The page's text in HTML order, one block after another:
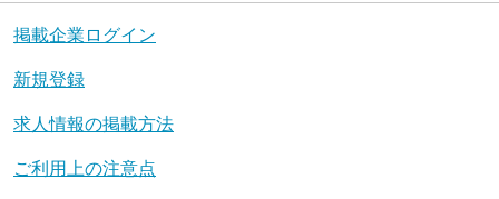
掲載企業ログイン
新規登録
求人情報の掲載方法
ご利用上の注意点